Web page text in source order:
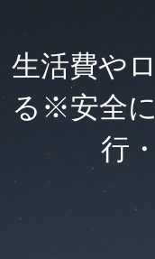
生活費や
る※安全
行